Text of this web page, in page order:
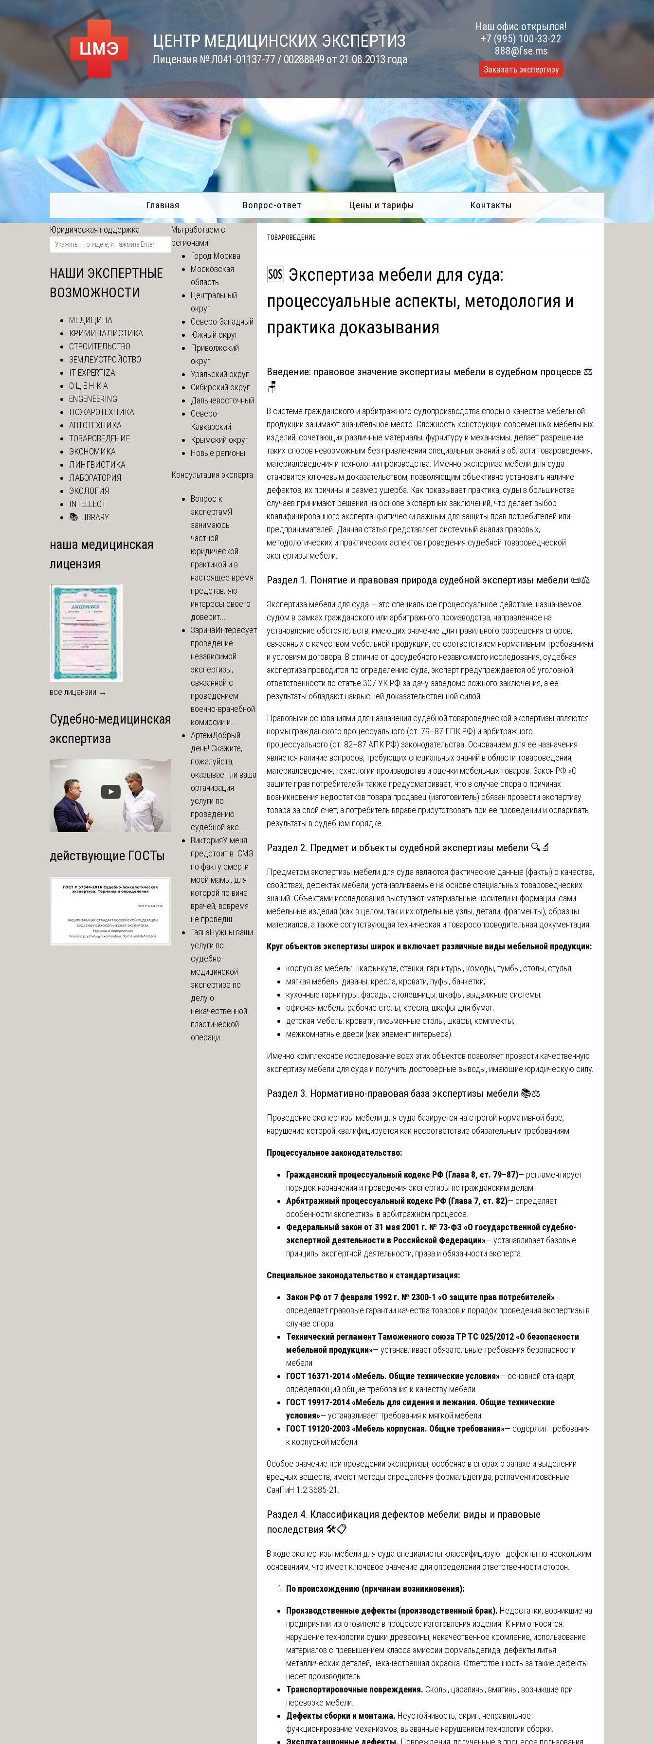
ЦЕНТР МЕДИЦИНСКИХ ЭКСПЕРТИЗ
Лицензия № Л041-01137-77 / 00288849 от 21.08.2013 года
Наш офис открылся!
+7 (995) 100-33-22
888@fse.ms
Заказать экспертизу
Главная Вопрос-ответ Цены и тарифы Контакты
ТОВАРОВЕДЕНИЕ
🆘 Экспертиза мебели для суда:
процессуальные аспекты, методология и
практика доказывания
Введение: правовое значение экспертизы мебели в судебном процессе ⚖️
🪑
В системе гражданского и арбитражного судопроизводства споры о качестве мебельной
продукции занимают значительное место. Сложность конструкции современных мебельных
изделий, сочетающих различные материалы, фурнитуру и механизмы, делает разрешение
таких споров невозможным без привлечения специальных знаний в области товароведения,
материаловедения и технологии производства. Именно экспертиза мебели для суда
становится ключевым доказательством, позволяющим объективно установить наличие
дефектов, их причины и размер ущерба. Как показывает практика, суды в большинстве
случаев принимают решения на основе экспертных заключений, что делает выбор
квалифицированного эксперта критически важным для защиты прав потребителей или
предпринимателей. Данная статья представляет системный анализ правовых,
методологических и практических аспектов проведения судебной товароведческой
экспертизы мебели.
Раздел 1. Понятие и правовая природа судебной экспертизы мебели 📜⚖️
Экспертиза мебели для суда — это специальное процессуальное действие, назначаемое
судом в рамках гражданского или арбитражного производства, направленное на
установление обстоятельств, имеющих значение для правильного разрешения споров,
связанных с качеством мебельной продукции, ее соответствием нормативным требованиям
и условиям договора. В отличие от досудебного независимого исследования, судебная
экспертиза проводится по определению суда, эксперт предупреждается об уголовной
ответственности по статье 307 УК РФ за дачу заведомо ложного заключения, а ее
результаты обладают наивысшей доказательственной силой.
Правовыми основаниями для назначения судебной товароведческой экспертизы являются
нормы гражданского процессуального (ст. 79–87 ГПК РФ) и арбитражного
процессуального (ст. 82–87 АПК РФ) законодательства. Основанием для ее назначения
является наличие вопросов, требующих специальных знаний в области товароведения,
материаловедения, технологии производства и оценки мебельных товаров. Закон РФ «О
защите прав потребителей» также предусматривает, что в случае спора о причинах
возникновения недостатков товара продавец (изготовитель) обязан провести экспертизу
товара за свой счет, а потребитель вправе присутствовать при ее проведении и оспаривать
результаты в судебном порядке.
Раздел 2. Предмет и объекты судебной экспертизы мебели 🔍🔬
Предметом экспертизы мебели для суда являются фактические данные (факты) о качестве,
свойствах, дефектах мебели, устанавливаемые на основе специальных товароведческих
знаний. Объектами исследования выступают материальные носители информации: сами
мебельные изделия (как в целом, так и их отдельные узлы, детали, фрагменты), образцы
материалов, а также сопутствующая техническая и товаросопроводительная документация.
Круг объектов экспертизы широк и включает различные виды мебельной продукции:
корпусная мебель: шкафы-купе, стенки, гарнитуры, комоды, тумбы, столы, стулья;
мягкая мебель: диваны, кресла, кровати, пуфы, банкетки;
кухонные гарнитуры: фасады, столешницы, шкафы, выдвижные системы;
офисная мебель: рабочие столы, кресла, шкафы для бумаг;
детская мебель: кровати, письменные столы, шкафы, комплекты;
межкомнатные двери (как элемент интерьера).
Именно комплексное исследование всех этих объектов позволяет провести качественную
экспертизу мебели для суда и получить достоверные выводы, имеющие юридическую силу.
Раздел 3. Нормативно-правовая база экспертизы мебели 📚⚖️
Проведение экспертизы мебели для суда базируется на строгой нормативной базе,
нарушение которой квалифицируется как несоответствие обязательным требованиям.
Процессуальное законодательство:
Гражданский процессуальный кодекс РФ (Глава 8, ст. 79–87)— регламентирует
порядок назначения и проведения экспертизы по гражданским делам.
Арбитражный процессуальный кодекс РФ (Глава 7, ст. 82)— определяет
особенности экспертизы в арбитражном процессе.
Федеральный закон от 31 мая 2001 г. № 73-ФЗ «О государственной судебно-
экспертной деятельности в Российской Федерации»— устанавливает базовые
принципы экспертной деятельности, права и обязанности эксперта.
Специальное законодательство и стандартизация:
Закон РФ от 7 февраля 1992 г. № 2300-1 «О защите прав потребителей»—
определяет правовые гарантии качества товаров и порядок проведения экспертизы в
случае спора.
Технический регламент Таможенного союза ТР ТС 025/2012 «О безопасности
мебельной продукции»— устанавливает обязательные требования безопасности
мебели.
ГОСТ 16371-2014 «Мебель. Общие технические условия»— основной стандарт,
определяющий общие требования к качеству мебели.
ГОСТ 19917-2014 «Мебель для сидения и лежания. Общие технические
условия»— устанавливает требования к мягкой мебели.
ГОСТ 19120-2003 «Мебель корпусная. Общие требования»— содержит требования
к корпусной мебели.
Особое значение при проведении экспертизы, особенно в спорах о запахе и выделении
вредных веществ, имеют методы определения формальдегида, регламентированные
СанПиН 1.2.3685-21.
Раздел 4. Классификация дефектов мебели: виды и правовые
последствия 🛠️📋
В ходе экспертизы мебели для суда специалисты классифицируют дефекты по нескольким
основаниям, что имеет ключевое значение для определения ответственности сторон.
По происхождению (причинам возникновения):
Производственные дефекты (производственный брак). Недостатки, возникшие на
предприятии-изготовителе в процессе изготовления изделия. К ним относятся:
нарушение технологии сушки древесины, некачественное кромление, использование
материалов с превышением класса эмиссии формальдегида, дефекты литья
металлических деталей, некачественная окраска. Ответственность за такие дефекты
несет производитель.
Транспортировочные повреждения. Сколы, царапины, вмятины, возникшие при
перевозке мебели.
Дефекты сборки и монтажа. Неустойчивость, скрип, неправильное
функционирование механизмов, вызванные нарушением технологии сборки.
Эксплуатационные дефекты. Повреждения, полученные в процессе пользования
Юридическая поддержка
НАШИ ЭКСПЕРТНЫЕ
ВОЗМОЖНОСТИ
МЕДИЦИНА
КРИМИНАЛИСТИКА
СТРОИТЕЛЬСТВО
ЗЕМЛЕУСТРОЙСТВО
IT EXPERTIZA
О Ц Е Н К А
ENGENEERING
ПОЖАРОТЕХНИКА
АВТОТЕХНИКА
ТОВАРОВЕДЕНИЕ
ЭКОНОМИКА
ЛИНГВИСТИКА
ЛАБОРАТОРИЯ
ЭКОЛОГИЯ
INTELLECT
📚 LIBRARY
наша медицинская
лицензия
все лицензии →
Судебно-медицинская
экспертиза
действующие ГОСТы
Мы работаем с
регионами
Город Москва
Московская
область
Центральный
округ
Северо-Западный
Южный округ
Приволжский
округ
Уральский округ
Сибирский округ
Дальневосточный
Северо-
Кавказский
Крымский округ
Новые регионы
Консультация эксперта
Вопрос к
экспертамЯ
занимаюсь
частной
юридической
практикой и в
настоящее время
представляю
интересы своего
доверит...
ЗаринаИнтересует
проведение
независимой
экспертизы,
связанной с
проведением
военно-врачебной
комиссии и...
АртёмДобрый
день! Скажите,
пожалуйста,
оказывает ли ваша
организация
услуги по
проведению
судебной экс...
ВикторияУ меня
предстоит в СМЭ
по факту смерти
моей мамы, для
которой по вине
врачей, вовремя
не проведш...
ГаянэНужны ваши
услуги по
судебно-
медицинской
экспертизе по
делу о
некачественной
пластической
операци...